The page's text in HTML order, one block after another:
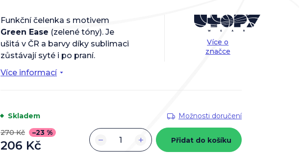
Více informací
Funkční čelenka s motivem
Green Ease (zelené tóny). Je
ušitá v ČR a barvy díky sublimaci
zůstávají syté i po praní.
Více o
značce
Skladem
Možnosti doručení
270 Kč
–23 %
206 Kč +
− Přidat do košíku
0,0
z
5
hvězdiček.